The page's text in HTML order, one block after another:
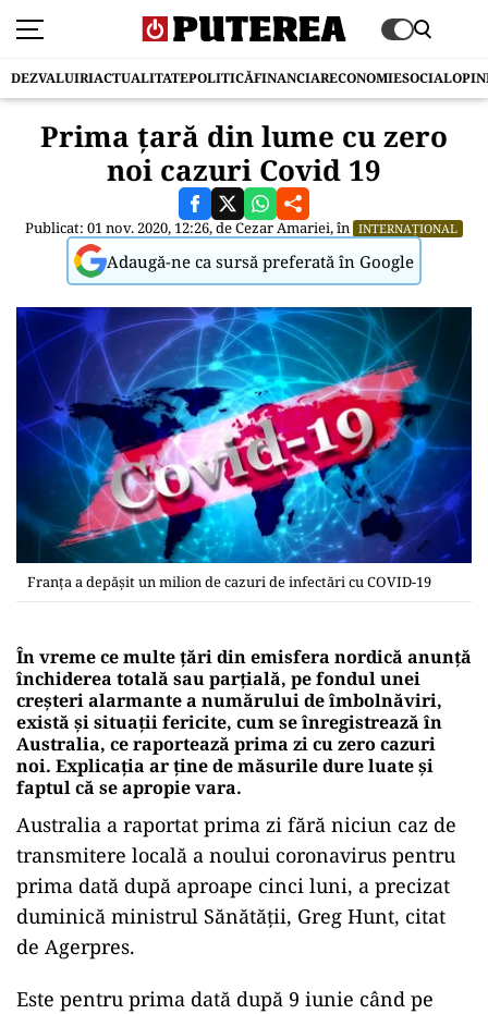
DEZVALUIRIACTUALITATEPOLITICĂFINANCIARECONOMIESOCIAL
Prima țară din lume cu zero
noi cazuri Covid 19
Publicat: 01 nov. 2020, 12:26, deCezar Amariei, în INTERNAȚIONAL
Adaugă-ne ca sursă preferată în Google
Franța a depășit un milion de cazuri de infectări cu COVID-19
În vreme ce multe țări din emisfera nordică anunță
închiderea totală sau parțială, pe fondul unei
creșteri alarmante a numărului de îmbolnăviri,
există și situații fericite, cum se înregistrează în
Australia, ce raportează prima zi cu zero cazuri
noi. Explicația ar ține de măsurile dure luate și
faptul că se apropie vara.
Australia a raportat prima zi fără niciun caz de
transmitere locală a noului coronavirus pentru
prima dată după aproape cinci luni, a precizat
duminică ministrul Sănătăţii, Greg Hunt, citat
de Agerpres.
Este pentru prima dată după 9 iunie când pe